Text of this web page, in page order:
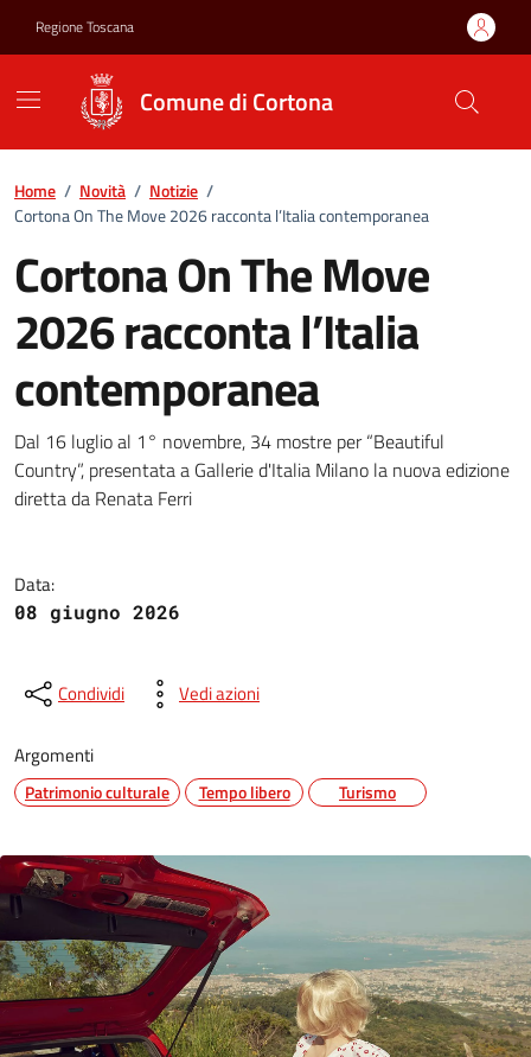
Regione Toscana
Comune di Cortona
Home / Novità / Notizie /
Cortona On The Move 2026 racconta l’Italia contemporanea
Cortona On The Move
2026 racconta l’Italia
contemporanea
Cortona On The Move 2026
Dal 16 luglio al 1° novembre, 34 mostre per “Beautiful
Country”, presentata a Gallerie d'Italia Milano la nuova edizione
diretta da Renata Ferri
Data:
08 giugno 2026
Condividi Vedi azioni
Argomenti
Patrimonio culturale Tempo libero Turismo